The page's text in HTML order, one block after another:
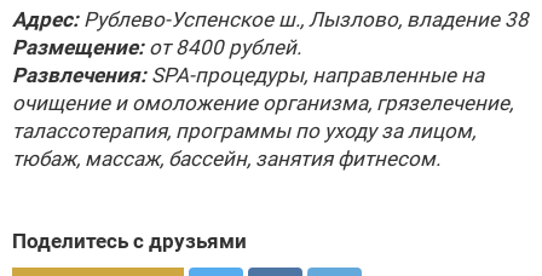
Адрес:Рублево-Успенское ш., Лызлово, владение 38
Размещение:от 8400 рублей.
Развлечения:SPA-процедуры, направленные на
очищение и омоложение организма, грязелечение,
талассотерапия, программы по уходу за лицом,
тюбаж, массаж, бассейн, занятия фитнесом.
Поделитесь с друзьями